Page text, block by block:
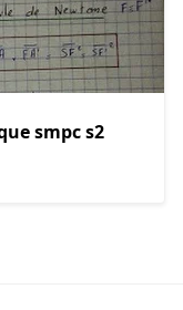
smpc s2